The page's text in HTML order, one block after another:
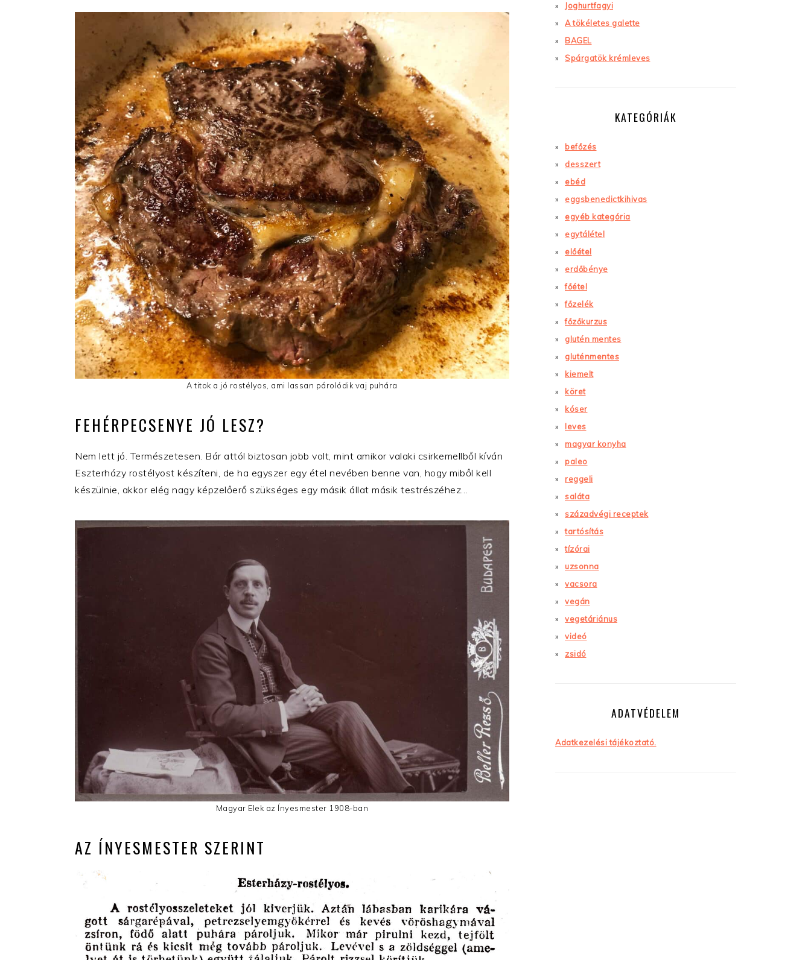
A titok a jó rostélyos, ami lassan párolódik vaj puhára
FEHÉRPECSENYE JÓ LESZ?
Nem lett jó. Természetesen. Bár attól biztosan jobb volt, mint amikor valaki csirkemellből kíván
Eszterházy rostélyost készíteni, de ha egyszer egy étel nevében benne van, hogy miből kell
készülnie, akkor elég nagy képzelőerő szükséges egy másik állat másik testrészéhez…
Magyar Elek az Ínyesmester 1908-ban
AZ ÍNYESMESTER SZERINT
Joghurtfagyi
A tökéletes galette
BAGEL
Spárgatök krémleves
KATEGÓRIÁK
befőzés
desszert
ebéd
eggsbenedictkihivas
egyéb kategória
egytálétel
előétel
erdőbénye
főétel
főzelék
főzőkurzus
glutén mentes
gluténmentes
kiemelt
köret
kóser
leves
magyar konyha
paleo
reggeli
saláta
századvégi receptek
tartósítás
tízórai
uzsonna
vacsora
vegán
vegetáriánus
videó
zsidó
ADATVÉDELEM
Adatkezelési tájékoztató.